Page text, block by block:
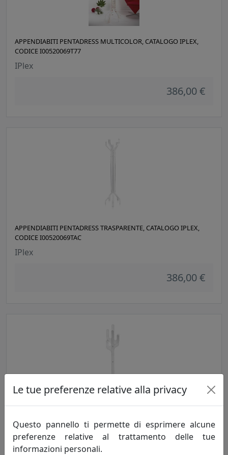
APPENDIABITI PENTADRESS MULTICOLOR, CATALOGO IPLEX,
CODICE I00520069T77
IPlex
386,00 €
APPENDIABITI PENTADRESS TRASPARENTE, CATALOGO IPLEX,
CODICE I00520069TAC
IPlex
386,00 €
I00520001TAC
IPlex
Le tue preferenze relative alla privacy
Questo pannello ti permette di esprimere alcune
preferenze relative al trattamento delle tue
informazioni personali.